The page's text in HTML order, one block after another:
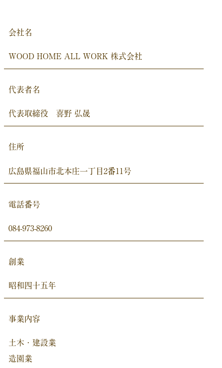
会社名
WOOD HOME ALL WORK 株式会社
代表者名
代表取締役 喜野 弘晟
住所
広島県福山市北本庄一丁目2番11号
電話番号
084-973-8260
創業
昭和四十五年
事業内容
土木・建設業
造園業